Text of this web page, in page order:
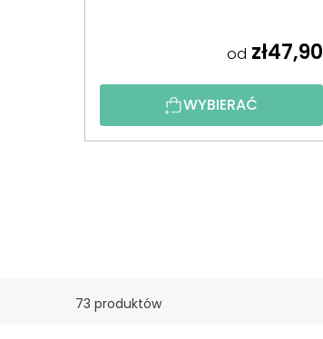
od zł47,90
WYBIERAĆ
73 produktów